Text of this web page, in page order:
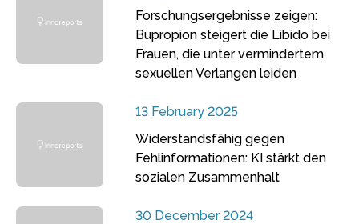
Forschungsergebnisse zeigen:
Bupropion steigert die Libido bei
Frauen, die unter vermindertem
sexuellen Verlangen leiden
13 February 2025
Widerstandsfähig gegen
Fehlinformationen: KI stärkt den
sozialen Zusammenhalt
30 December 2024